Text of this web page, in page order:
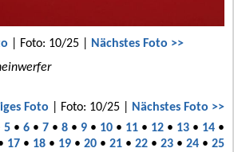
| Foto: 10/25 | Nächstes Foto >>
Foto | Foto: 10/25 | Nächstes Foto >>
5• 6• 7• 8• 9• 10• 11• 12• 13• 14•
17• 18• 19• 20• 21• 22• 23• 24• 25